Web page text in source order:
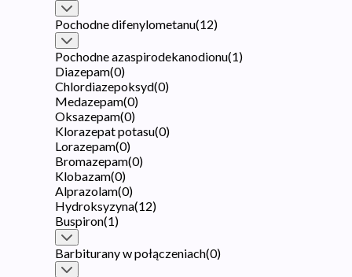
Pochodne difenylometanu(12)
Pochodne azaspirodekanodionu(1)
Diazepam(0)
Chlordiazepoksyd(0)
Medazepam(0)
Oksazepam(0)
Klorazepat potasu(0)
Lorazepam(0)
Bromazepam(0)
Klobazam(0)
Alprazolam(0)
Hydroksyzyna(12)
Buspiron(1)
Barbiturany w połączeniach(0)